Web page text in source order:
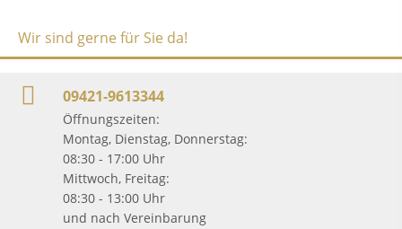
Wir sind gerne für Sie da!
09421-9613344
Öffnungszeiten:
Montag, Dienstag, Donnerstag:
08:30 - 17:00 Uhr
Mittwoch, Freitag:
08:30 - 13:00 Uhr
und nach Vereinbarung